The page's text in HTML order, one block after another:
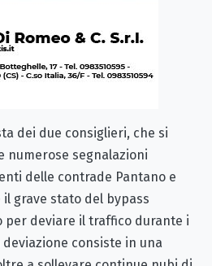
dei due consiglieri, che si
numerose segnalazioni
delle contrade Pantano e
il grave stato del bypass
per deviare il traffico durante i
consiste in una